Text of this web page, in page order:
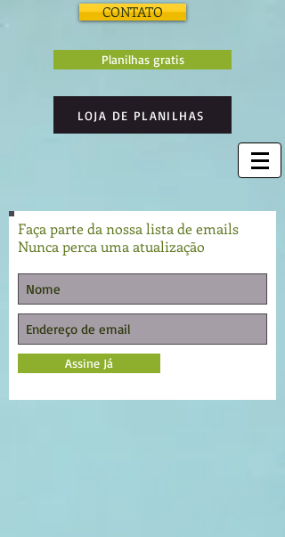
CONTATO
Planilhas gratis
LOJA DE PLANILHAS
Faça parte da nossa lista de emails
Nunca perca uma atualização
Assine Já